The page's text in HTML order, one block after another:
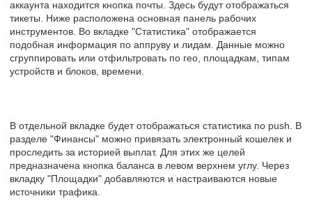
аккаунта находится кнопка почты. Здесь будут отображаться
тикеты. Ниже расположена основная панель рабочих
инструментов. Во вкладке "Статистика" отображается
подобная информация по аппруву и лидам. Данные можно
сгруппировать или отфильтровать по гео, площадкам, типам
устройств и блоков, времени.
В отдельной вкладке будет отображаться статистика по push. В
разделе "Финансы" можно привязать электронный кошелек и
проследить за историей выплат. Для этих же целей
предназначена кнопка баланса в левом верхнем углу. Через
вкладку "Площадки" добавляются и настраиваются новые
источники трафика.